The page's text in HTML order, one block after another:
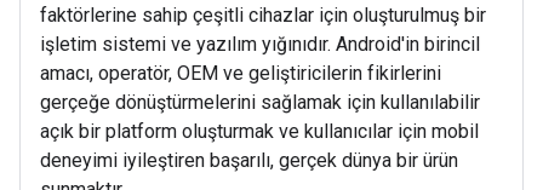
faktörlerine sahip çeşitli cihazlar için oluşturulmuş bir
işletim sistemi ve yazılım yığınıdır. Android'in birincil
amacı, operatör, OEM ve geliştiricilerin fikirlerini
gerçeğe dönüştürmelerini sağlamak için kullanılabilir
açık bir platform oluşturmak ve kullanıcılar için mobil
deneyimi iyileştiren başarılı, gerçek dünya bir ürün